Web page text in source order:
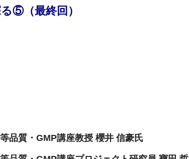
⑤（最終回）
品質・GMP講座教授 櫻井 信豪氏